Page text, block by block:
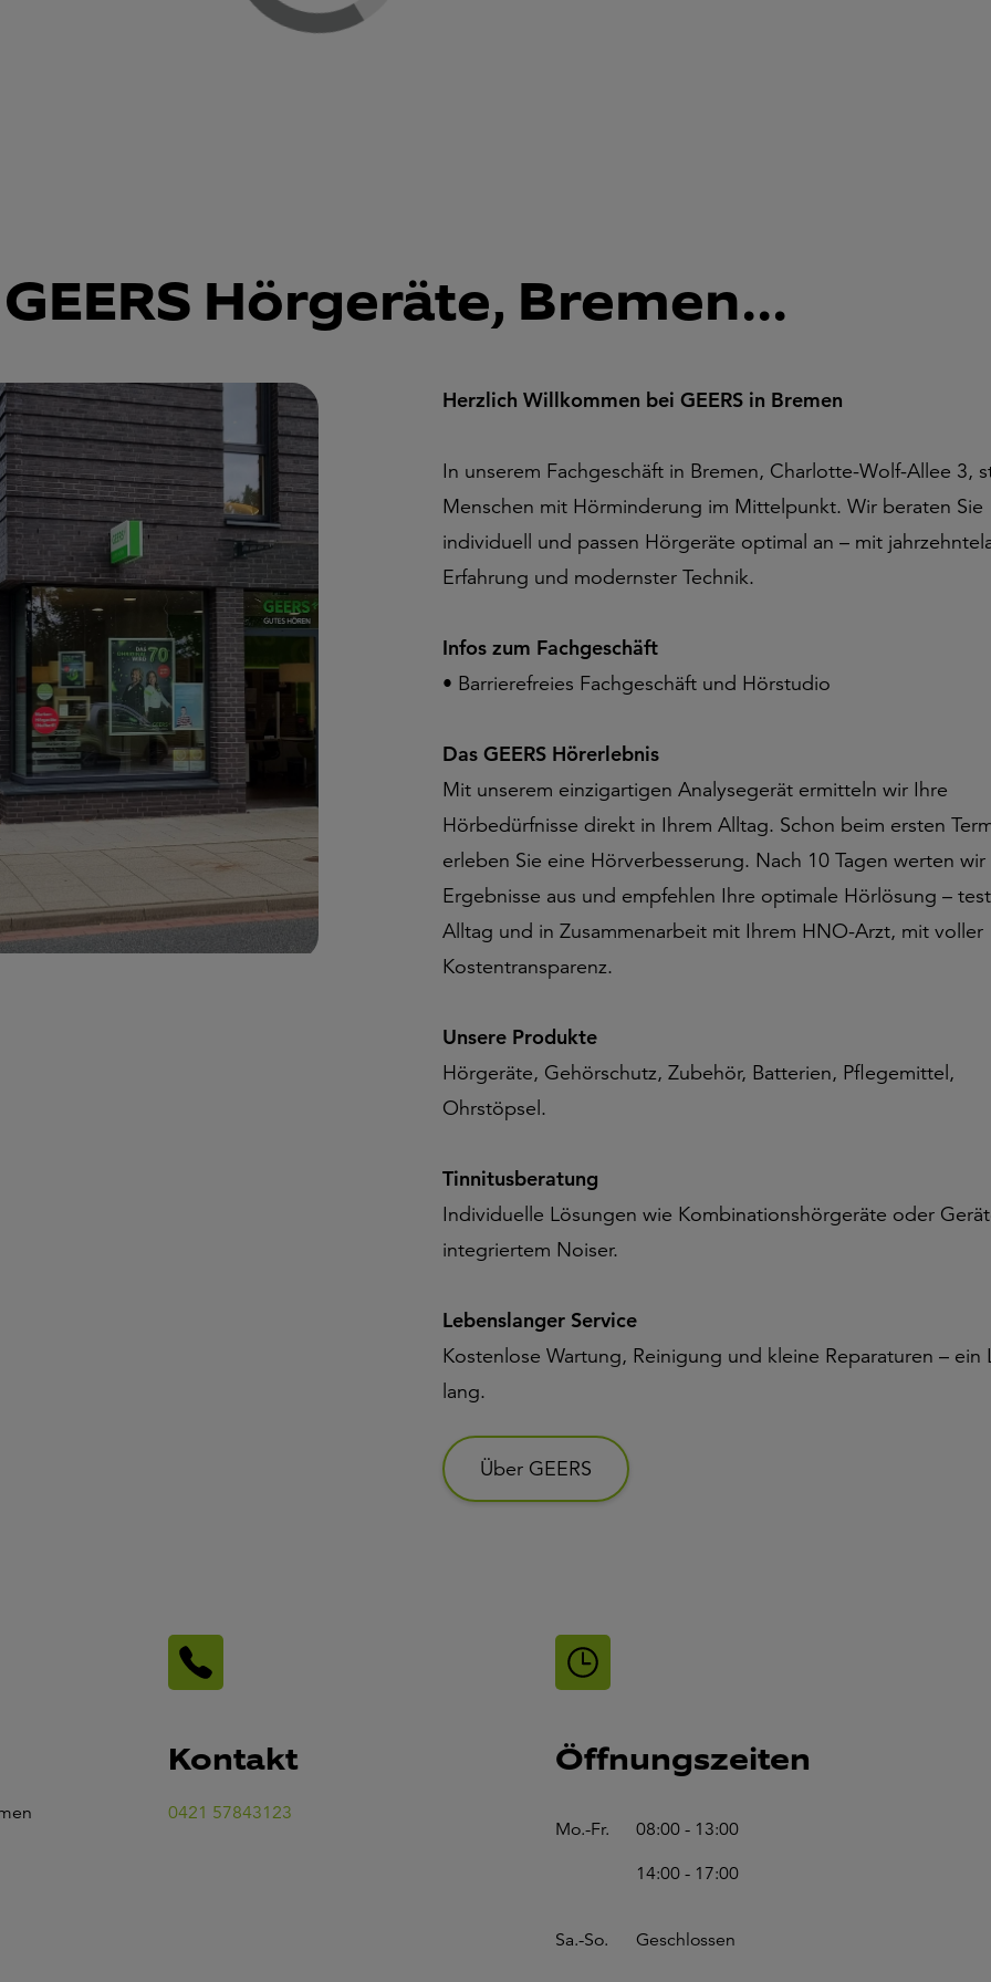
Hörgeräte, Bremen...
Herzlich Willkommen bei GEERS in Bremen
In unserem Fachgeschäft in Bremen, Charlotte-Wolf-Allee 3,
Menschen mit Hörminderung im Mittelpunkt. Wir beraten Sie
individuell und passen Hörgeräte optimal an – mit
Erfahrung und modernster Technik.
Infos zum Fachgeschäft
• Barrierefreies Fachgeschäft und Hörstudio
Das GEERS Hörerlebnis
Mit unserem einzigartigen Analysegerät ermitteln wir Ihre
Hörbedürfnisse direkt in Ihrem Alltag. Schon beim ersten
erleben Sie eine Hörverbesserung. Nach 10 Tagen werten
Ergebnisse aus und empfehlen Ihre optimale Hörlösung –
Alltag und in Zusammenarbeit mit Ihrem HNO-Arzt, mit voller
Kostentransparenz.
Unsere Produkte
Hörgeräte, Gehörschutz, Zubehör, Batterien, Pflegemittel,
Ohrstöpsel.
Tinnitusberatung
Individuelle Lösungen wie Kombinationshörgeräte oder
integriertem Noiser.
Lebenslanger Service
Kostenlose Wartung, Reinigung und kleine Reparaturen – ein
lang.
Über GEERS
Kontakt
0421 57843123
Öffnungszeiten
Mo.-Fr.
08:00 - 13:00
14:00 - 17:00
Sa.-So. Geschlossen